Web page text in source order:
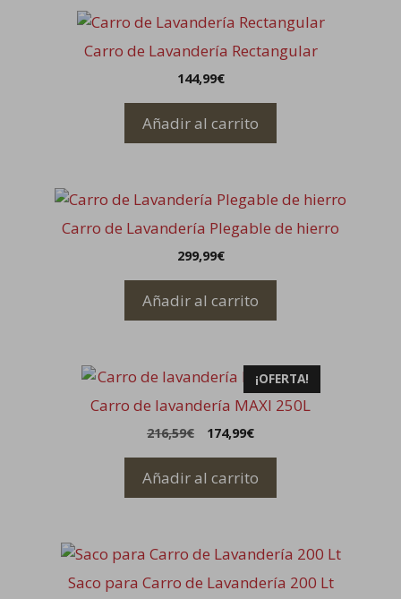
Carro de Lavandería Rectangular
144,99€
Añadir al carrito
Carro de Lavandería Plegable de hierro
299,99€
Añadir al carrito
¡OFERTA!
Carro de lavandería MAXI 250L
216,59€
El
original
era:
174,99€El
es:
Añadir al carrito
Saco para Carro de Lavandería 200 Lt